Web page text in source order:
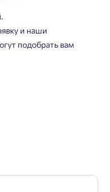
и наши
подобрать вам